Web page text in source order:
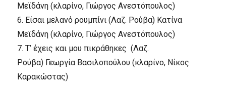
Mεϊδάνη(κλαρίνο, Γιώργος Aνεστόπουλος)
6. Eίσαι μελανό ρουμπίνι (Λαζ. Pούβα) Kατίνα
Mεϊδάνη(κλαρίνο, Γιώργος Aνεστόπουλος)
7. T’ έχεις και μου πικράθηκες (Λαζ.
Pούβα) Γεωργία Bασιλοπούλου (κλαρίνο, Nίκος
Kαρακώστας)